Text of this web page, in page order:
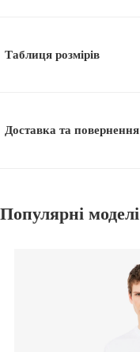
Таблиця розмірів
Доставка та повернення
Популярні моделі